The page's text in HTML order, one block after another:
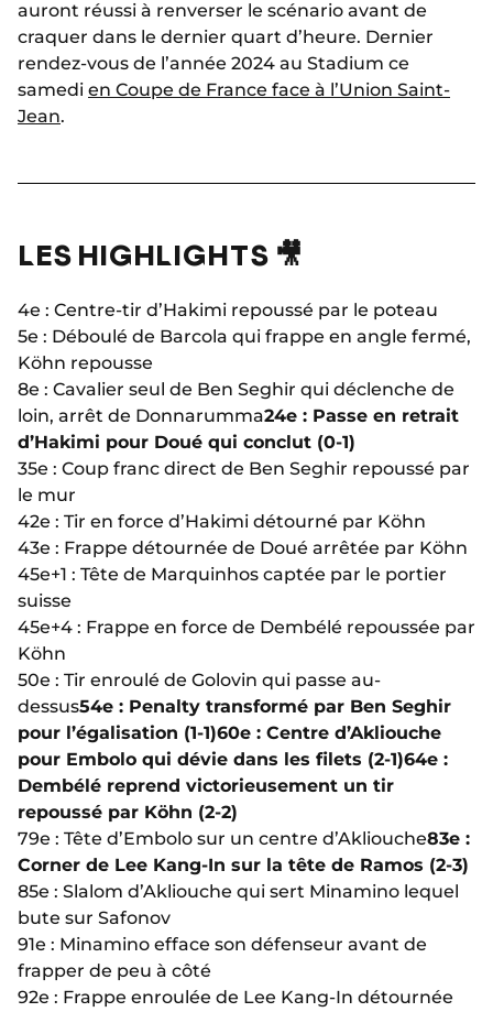
auront réussi à renverser le scénario avant de
craquer dans le dernier quart d’heure. Dernier
rendez-vous de l’année 2024 au Stadium ce
samedi en Coupe de France face à l’Union Saint-
Jean.
LES HIGHLIGHTS 🎥
4e : Centre-tir d’Hakimi repoussé par le poteau
5e : Déboulé de Barcola qui frappe en angle fermé,
Köhn repousse
8e : Cavalier seul de Ben Seghir qui déclenche de
loin, arrêt de Donnarumma24e : Passe en retrait
d’Hakimi pour Doué qui conclut (0-1)
35e : Coup franc direct de Ben Seghir repoussé par
le mur
42e : Tir en force d’Hakimi détourné par Köhn
43e : Frappe détournée de Doué arrêtée par Köhn
45e+1 : Tête de Marquinhos captée par le portier
suisse
45e+4 : Frappe en force de Dembélé repoussée par
Köhn
50e : Tir enroulé de Golovin qui passe au-
dessus54e : Penalty transformé par Ben Seghir
pour l’égalisation (1-1)60e : Centre d’Akliouche
pour Embolo qui dévie dans les filets (2-1)64e :
Dembélé reprend victorieusement un tir
repoussé par Köhn (2-2)
79e : Tête d’Embolo sur un centre d’Akliouche83e :
Corner de Lee Kang-In sur la tête de Ramos (2-3)
85e : Slalom d’Akliouche qui sert Minamino lequel
bute sur Safonov
91e : Minamino efface son défenseur avant de
frapper de peu à côté
92e : Frappe enroulée de Lee Kang-In détournée